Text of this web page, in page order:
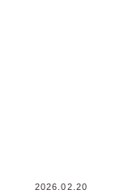
2026.02.20